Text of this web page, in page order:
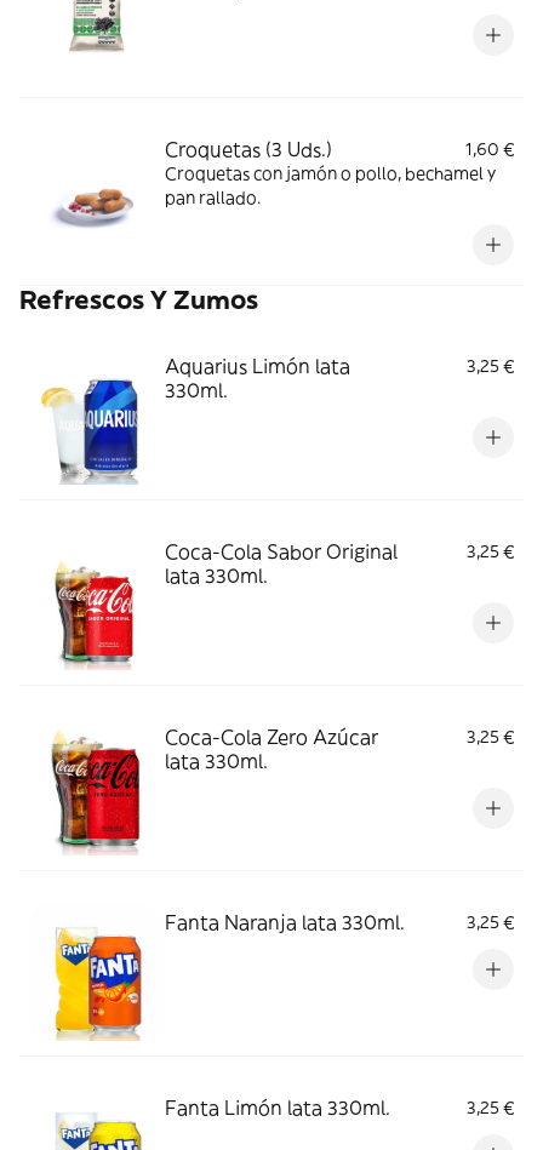
Croquetas (3 Uds.)
1,60 €
Croquetas con jamón o pollo, bechamel y
pan rallado.
Refrescos Y Zumos
Aquarius Limón lata
330ml.
3,25 €
Coca-Cola Sabor Original
lata 330ml.
3,25 €
Coca-Cola Zero Azúcar
lata 330ml.
3,25 €
Fanta Naranja lata 330ml. 3,25 €
Fanta Limón lata 330ml. 3,25 €